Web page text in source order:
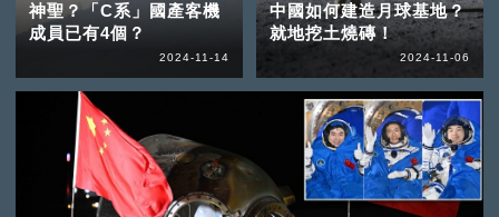
神聖？「C系」國產客機
成員已有4個？
2024-11-14
中國如何建造月球基地？
就地挖土燒磚！
2024-11-06